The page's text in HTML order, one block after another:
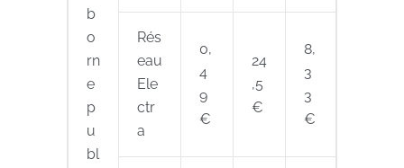
b
o
rn
e
p
u
bl
Rés
eau
Ele
ctr
a
0,
4
9
€
24
,5
€
8,
3
3
€